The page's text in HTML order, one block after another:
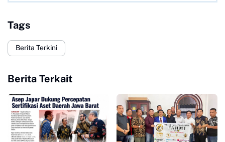
Tags
Berita Terkini
Berita Terkait